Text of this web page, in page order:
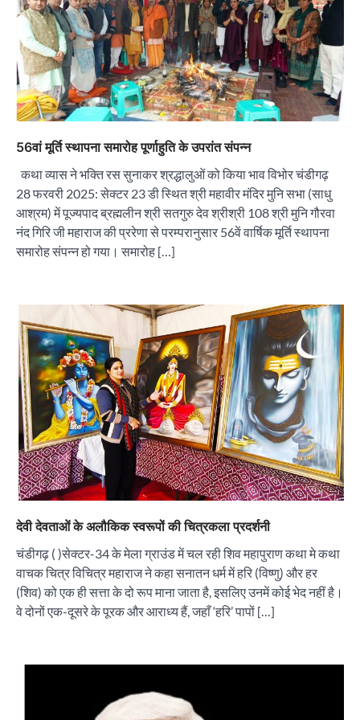
56वां मूर्ति स्थापना समारोह पूर्णाहुति के उपरांत संपन्न
कथा व्यास ने भक्ति रस सुनाकर श्रद्धालुओं को किया भाव विभोर चंडीगढ़
28 फरवरी 2025: सेक्टर 23 डी स्थित श्री महावीर मंदिर मुनि सभा (साधु
आश्रम) में पूज्यपाद ब्रह्मलीन श्री सतगुरु देव श्रीश्री 108 श्री मुनि गौरवा
नंद गिरि जी महाराज की प्ररेणा से परम्परानुसार 56वें वार्षिक मूर्ति स्थापना
समारोह संपन्न हो गया। समारोह […]
देवी देवताओं के अलौकिक स्वरूपों की चित्रकला प्रदर्शनी
चंडीगढ़ ( )सेक्टर-34 के मेला ग्राउंड में चल रही शिव महापुराण कथा मे कथा
वाचक चित्र विचित्र महाराज ने कहा सनातन धर्म में हरि (विष्णु) और हर
(शिव) को एक ही सत्ता के दो रूप माना जाता है, इसलिए उनमें कोई भेद नहीं है।
वे दोनों एक-दूसरे के पूरक और आराध्य हैं, जहाँ ‘हरि’ पापों […]